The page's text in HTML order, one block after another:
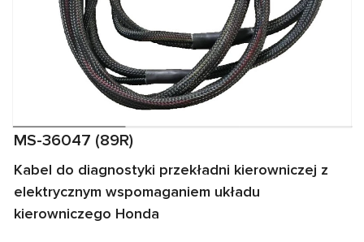
MS-36047 (89R)
Kabel do diagnostyki przekładni kierowniczej z
elektrycznym wspomaganiem układu
kierowniczego Honda